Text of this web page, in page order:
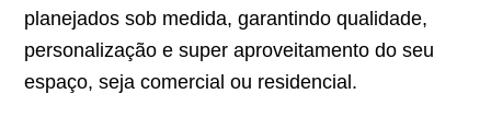
planejados sob medida, garantindo qualidade,
personalização e super aproveitamento do seu
espaço, seja comercial ou residencial.